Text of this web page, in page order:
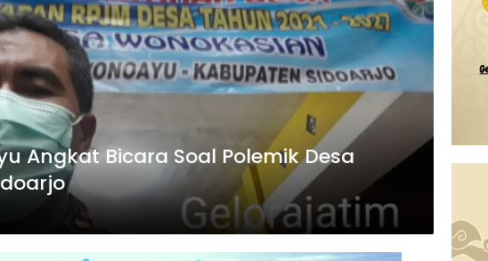
Angkat Bicara Soal Polemik Desa